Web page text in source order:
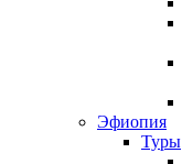
Эфиопия
Туры